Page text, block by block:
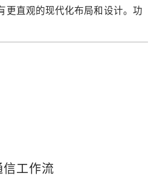
更直观的现代化布局和设计。功
工作流